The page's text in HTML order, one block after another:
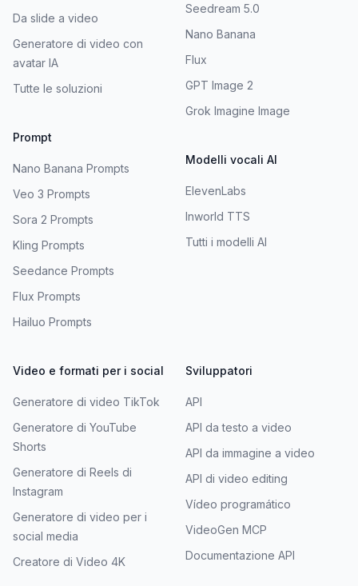
Da slide a video
Generatore di video con
avatar IA
Tutte le soluzioni
Prompt
Nano Banana Prompts
Veo 3 Prompts
Sora 2 Prompts
Kling Prompts
Seedance Prompts
Flux Prompts
Hailuo Prompts
Seedream 5.0
Nano Banana
Flux
GPT Image 2
Grok Imagine Image
Modelli vocali AI
ElevenLabs
Inworld TTS
Tutti i modelli AI
Video e formati per i social
Generatore di video TikTok
Generatore di YouTube
Shorts
Generatore di Reels di
Instagram
Generatore di video per i
social media
Creatore di Video 4K
Sviluppatori
API
API da testo a video
API da immagine a video
API di video editing
Vídeo programático
VideoGen MCP
Documentazione API